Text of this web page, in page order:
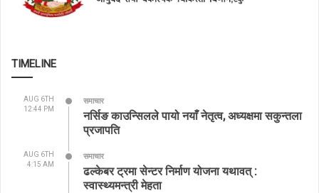
TIMELINE
AUG 6TH
12:44 PM
समाचार
नर्सिङ काउन्सिलले पायो नयाँ नेतृत्व, अध्यक्षमा सकुन्तला
प्रजापति
AUG 6TH
4:15 AM
समाचार
ढल्केबर ट्रमा सेन्टर निर्माण योजना यथावत् :
स्वास्थ्यमन्त्री मेहता